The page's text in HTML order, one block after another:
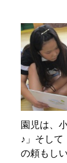
園児は、
♪」そして
の頼もし